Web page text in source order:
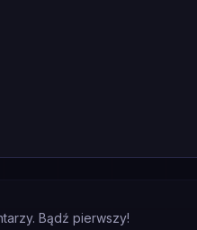
Bądź pierwszy!